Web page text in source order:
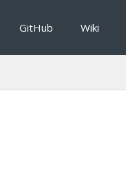
GitHub Wiki